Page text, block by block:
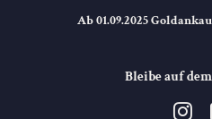
Ab 01.09.2025
Bleibe auf